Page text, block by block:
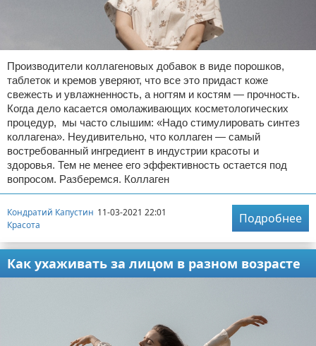
Производители коллагеновых добавок в виде порошков,
таблеток и кремов уверяют, что все это придаст коже
свежесть и увлажненность, а ногтям и костям — прочность.
Когда дело касается омолаживающих косметологических
процедур, мы часто слышим: «Надо стимулировать синтез
коллагена». Неудивительно, что коллаген — самый
востребованный ингредиент в индустрии красоты и
здоровья. Тем не менее его эффективность остается под
вопросом. Разберемся. Коллаген
Кондратий Капустин 11-03-2021 22:01
Красота
Подробнее
Как ухаживать за лицом в разном возрасте